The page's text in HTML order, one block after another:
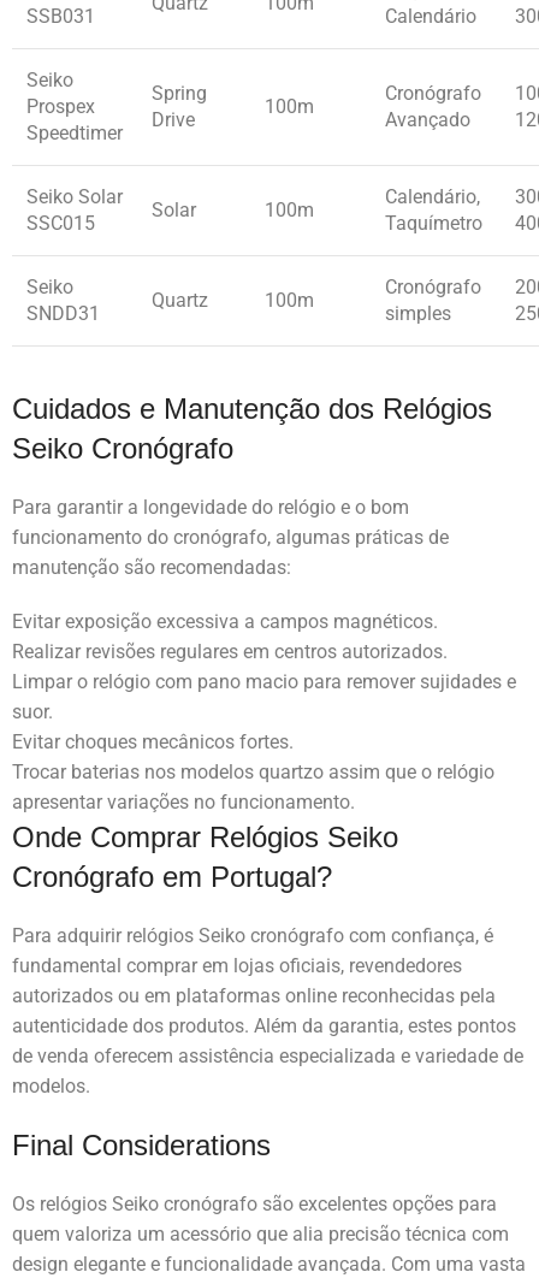
SSB031
Calendário
Seiko
Prospex
Speedtimer
Spring
Drive
100m
Cronógrafo
Avançado
Seiko Solar
SSC015
Solar 100m
Calendário,
Taquímetro
Seiko
SNDD31
Quartz 100m
Cronógrafo
simples
Cuidados e Manutenção dos Relógios
Seiko Cronógrafo
Para garantir a longevidade do relógio e o bom
funcionamento do cronógrafo, algumas práticas de
manutenção são recomendadas:
Evitar exposição excessiva a campos magnéticos.
Realizar revisões regulares em centros autorizados.
Limpar o relógio com pano macio para remover sujidades e
suor.
Evitar choques mecânicos fortes.
Trocar baterias nos modelos quartzo assim que o relógio
apresentar variações no funcionamento.
Onde Comprar Relógios Seiko
Cronógrafo em Portugal?
Para adquirir relógios Seiko cronógrafo com confiança, é
fundamental comprar em lojas oficiais, revendedores
autorizados ou em plataformas online reconhecidas pela
autenticidade dos produtos. Além da garantia, estes pontos
de venda oferecem assistência especializada e variedade de
modelos.
Final Considerations
Os relógios Seiko cronógrafo são excelentes opções para
quem valoriza um acessório que alia precisão técnica com
design elegante e funcionalidade avançada. Com uma vasta